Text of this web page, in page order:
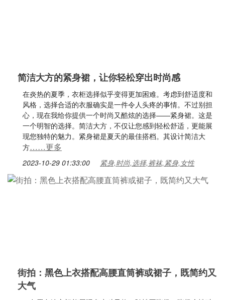
简洁大方的紧身裙，让你轻松穿出时尚感
在炎热的夏季，衣柜选择似乎变得更加困难。考虑到舒适度和
风格，选择合适的衣服确实是一件令人头疼的事情。不过别担
心，现在我给你提供一个时尚又酷炫的选择——紧身裙。这是
一个明智的选择。简洁大方，不仅让您感到轻松舒适，更能展
现您独特的魅力。紧身裙是夏天的最佳搭档。其设计简洁大
方……更多
2023-10-29 01:33:00 紧身,时尚,选择,裤袜,紧身,女性
街拍：黑色上衣搭配高腰直筒裤或裙子，既简约又
大气